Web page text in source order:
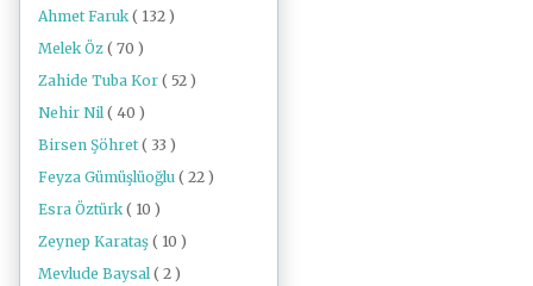
Ahmet Faruk ( 132 )
Melek Öz ( 70 )
Zahide Tuba Kor ( 52 )
Nehir Nil ( 40 )
Birsen Şöhret ( 33 )
Feyza Gümüşlüoğlu ( 22 )
Esra Öztürk ( 10 )
Zeynep Karataş ( 10 )
Mevlude Baysal ( 2 )